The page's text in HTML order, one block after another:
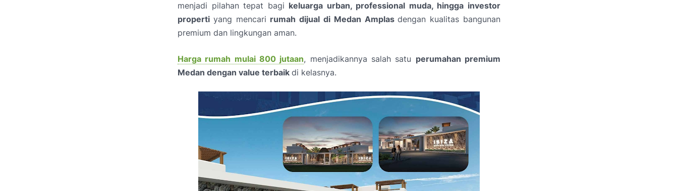
menjadi pilahan tepat bagi keluarga urban, professional muda, hingga investor
properti yang mencari rumah dijual di Medan Amplasdengan kualitas bangunan
premium dan lingkungan aman.
Harga rumah mulai 800 jutaan, menjadikannya salah satu perumahan premium
Medan dengan value terbaik di kelasnya.